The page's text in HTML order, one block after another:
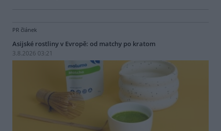
PR článek
Asijské rostliny v Evropě: od matchy po kratom
3.8.2026 03:21